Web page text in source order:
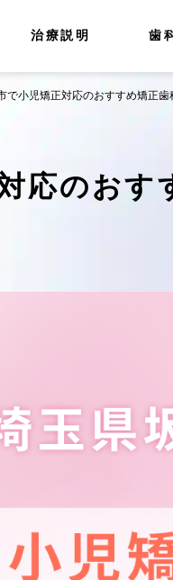
治療説明 歯
で小児矯正対応のおすすめ矯正歯
応のおす